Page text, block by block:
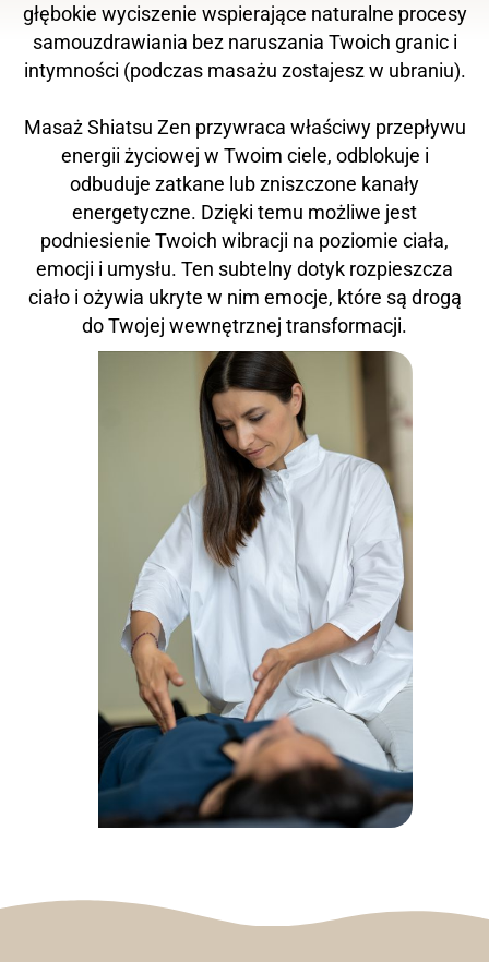
głębokie wyciszenie wspierające naturalne procesy
samouzdrawiania bez naruszania Twoich granic i
intymności (podczas masażu zostajesz w ubraniu).
Masaż Shiatsu Zen przywraca właściwy przepływu
energii życiowej w Twoim ciele, odblokuje i
odbuduje zatkane lub zniszczone kanały
energetyczne. Dzięki temu możliwe jest
podniesienie Twoich wibracji na poziomie ciała,
emocji i umysłu. Ten subtelny dotyk rozpieszcza
ciało i ożywia ukryte w nim emocje, które są drogą
do Twojej wewnętrznej transformacji.